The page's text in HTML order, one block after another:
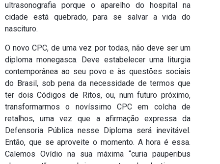
ultrasonografia porque o aparelho do hospital na
cidade está quebrado, para se salvar a vida do
nascituro.
O novo CPC, de uma vez por todas, não deve ser um
diploma monegasca. Deve estabelecer uma liturgia
contemporânea ao seu povo e às questões sociais
do Brasil, sob pena da necessidade de termos que
ter dois Códigos de Ritos, ou, num futuro próximo,
transformarmos o novíssimo CPC em colcha de
retalhos, uma vez que a afirmação expressa da
Defensoria Pública nesse Diploma será inevitável.
Então, que se aproveite o momento. A hora é essa.
Calemos Ovídio na sua máxima “curia pauperibus